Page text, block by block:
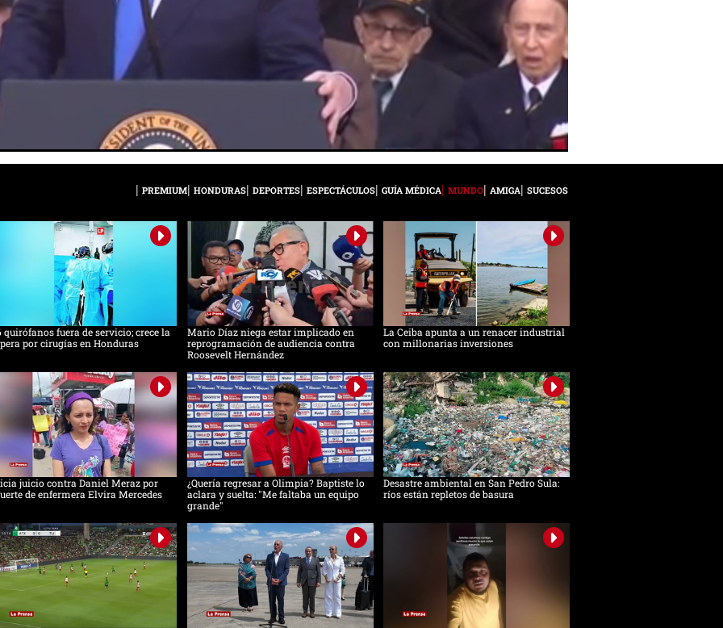
PREMIUM HONDURAS DEPORTES ESPECTÁCULOS GUÍA MÉDICA MUNDO AMIGA SUCESOS
quirófanos fuera de servicio; crece la
por cirugías en Honduras
Mario Díaz niega estar implicado en
reprogramación de audiencia contra
Roosevelt Hernández
La Ceiba apunta a un renacer industrial
con millonarias inversiones
juicio contra Daniel Meraz por
de enfermera Elvira Mercedes
¿Quería regresar a Olimpia? Baptiste lo
aclara y suelta: "Me faltaba un equipo
grande"
Desastre ambiental en San Pedro Sula:
ríos están repletos de basura